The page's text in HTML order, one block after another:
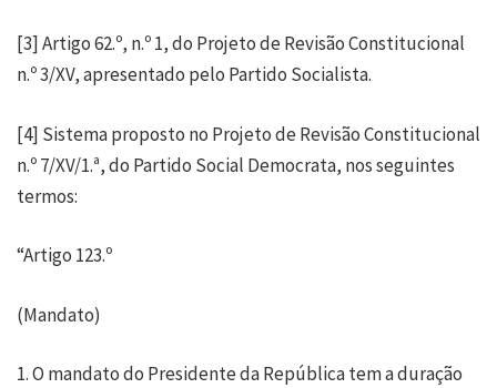
[3]Artigo 62.º, n.º 1, do Projeto de Revisão Constitucional
n.º 3/XV, apresentado pelo Partido Socialista.
[4] Sistema proposto no Projeto de Revisão Constitucional
n.º 7/XV/1.ª, do Partido Social Democrata, nos seguintes
termos:
“Artigo 123.º
(Mandato)
1. O mandato do Presidente da República tem a duração